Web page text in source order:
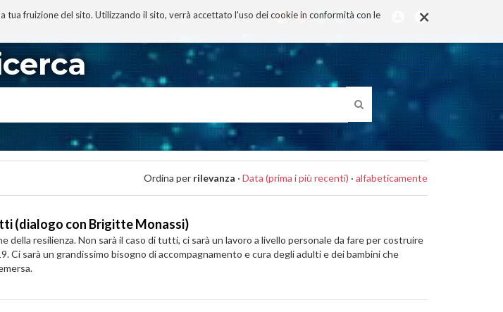
×
fruizione del sito. Utilizzando il sito, verrà accettato l'uso dei cookie in conformità con le
LIBRI PROGETTO
Ordina per rilevanza · Data (prima i più recenti) · alfabeticamente
(dialogo con Brigitte Monassi)
resilienza. Non sarà il caso di tutti, ci sarà un lavoro a livello personale da fare per costruire
sarà un grandissimo bisogno di accompagnamento e cura degli adulti e dei bambini che